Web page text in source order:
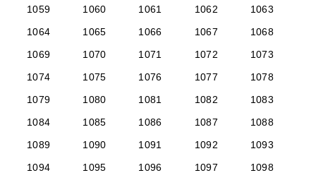
1059
1060 1061 1062
1063
1064
1065 1066 1067
1068
1069
1070 1071 1072
1073
1074
1075 1076 1077
1078
1079
1080 1081 1082
1083
1084
1085 1086 1087
1088
1089
1090 1091 1092
1093
1094
1095 1096 1097
1098